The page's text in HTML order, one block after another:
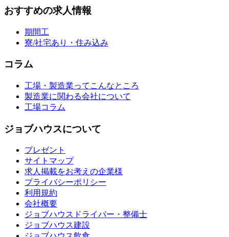
おすすめの求人情報
期間工
寮/社宅あり・住み込み
コラム
工場・製造業ってこんなところ
製造業に関わる会社について
工場コラム
ジョブハウスについて
プレゼント
サイトマップ
求人掲載をお考えの企業様
プライバシーポリシー
利用規約
会社概要
ジョブハウスドライバー・整備士
ジョブハウス建設